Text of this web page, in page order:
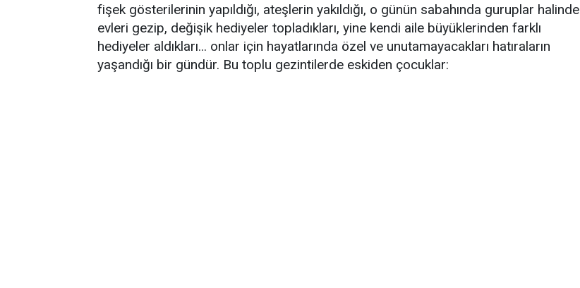
fişek gösterilerinin yapıldığı, ateşlerin yakıldığı, o günün sabahında guruplar halinde
evleri gezip, değişik hediyeler topladıkları, yine kendi aile büyüklerinden farklı
hediyeler aldıkları... onlar için hayatlarında özel ve unutamayacakları hatıraların
yaşandığı bir gündür. Bu toplu gezintilerde eskiden çocuklar: